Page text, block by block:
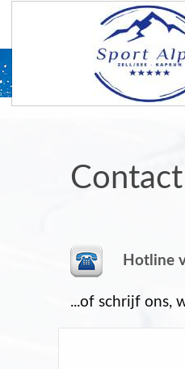
Hotline
...of schrijf ons,